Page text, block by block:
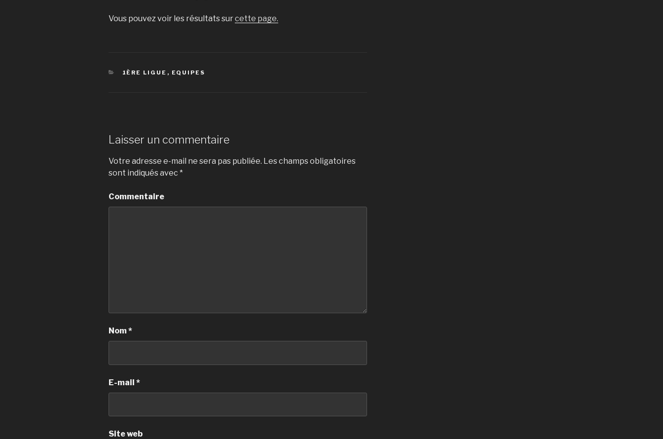
Vous pouvez voir les résultats surcette page.
CATÉGORIES
1ÈRE LIGUE , EQUIPES
Laisser un commentaire
Votre adresse e-mail ne sera pas publiée. Les champs obligatoires
sont indiqués avec *
Commentaire
Nom*
E-mail *
Site web